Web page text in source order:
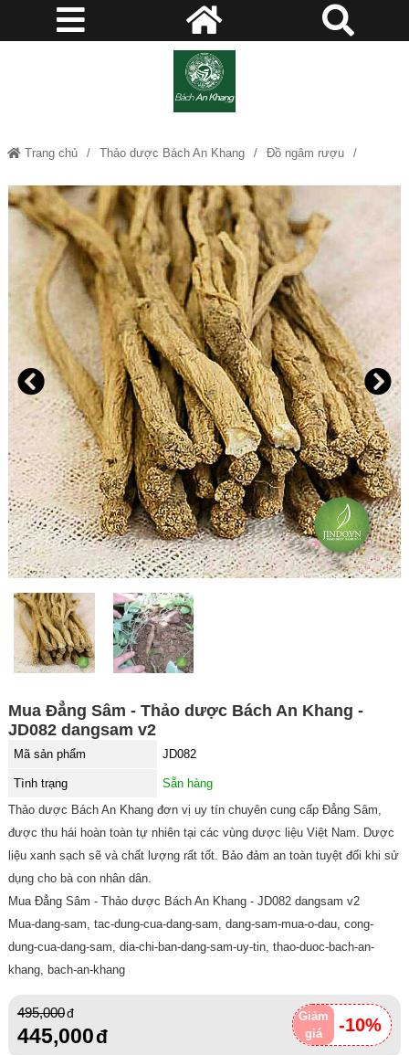
Trang chủ Thảo dược Bách An Khang Đồ ngâm rượu
Mua Đẳng Sâm - Thảo dược Bách An Khang - JD082 dangsam v2
Mua Đẳng Sâm - Thảo dược Bách An Khang -
JD082 dangsam v2
Mã sản phẩm JD082
Tình trạng
Sẵn hàng
Thảo dược Bách An Khang đơn vị uy tín chuyên cung cấp Đẳng Sâm,
được thu hái hoàn toàn tự nhiên tại các vùng dược liệu Việt Nam. Dược
liệu xanh sạch sẽ và chất lượng rất tốt. Bảo đảm an toàn tuyệt đối khi sử
dụng cho bà con nhân dân.
Mua Đẳng Sâm - Thảo dược Bách An Khang - JD082 dangsam v2
Mua-dang-sam, tac-dung-cua-dang-sam, dang-sam-mua-o-dau, cong-
dung-cua-dang-sam, dia-chi-ban-dang-sam-uy-tin, thao-duoc-bach-an-
khang, bach-an-khang
Giảm
giá
-10%
495,000
445,000